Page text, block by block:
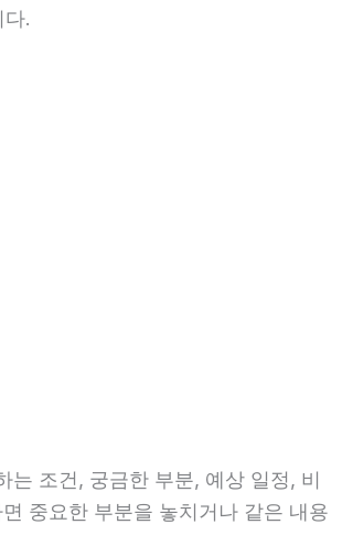
.
조건, 궁금한 부분, 예상 일정, 비
중요한 부분을 놓치거나 같은 내용